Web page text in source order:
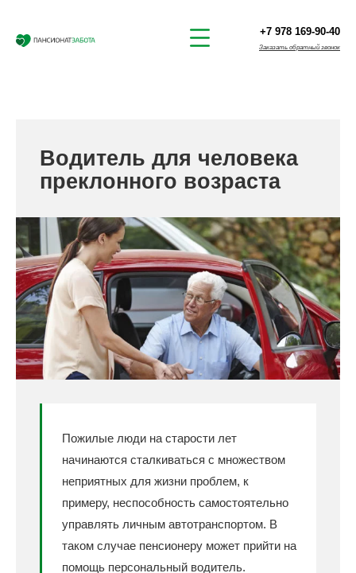
+7 978 169-90-40
Заказать обратный звонок
Водитель для человека
преклонного возраста
Пожилые люди на старости лет
начинаются сталкиваться с множеством
неприятных для жизни проблем, к
примеру, неспособность самостоятельно
управлять личным автотранспортом. В
таком случае пенсионеру может прийти на
помощь персональный водитель.